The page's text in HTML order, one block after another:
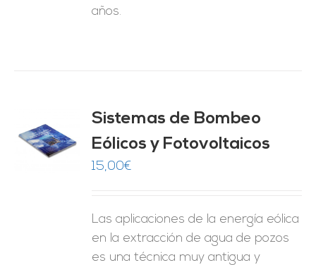
años.
Sistemas de Bombeo
Eólicos y Fotovoltaicos
15,00€
Las aplicaciones de la energía eólica
en la extracción de agua de pozos
es una técnica muy antigua y